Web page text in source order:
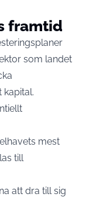
framtid
som landet
kapital.
mest
till
att dra till sig